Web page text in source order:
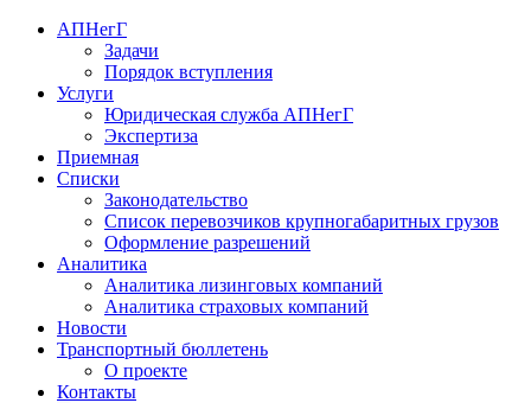
АПНегГ
Задачи
Порядок вступления
Услуги
Юридическая служба АПНегГ
Экспертиза
Приемная
Списки
Законодательство
Список перевозчиков крупногабаритных грузов
Оформление разрешений
Аналитика
Аналитика лизинговых компаний
Aналитика страховых компаний
Новости
Транспортный бюллетень
О проекте
Контакты